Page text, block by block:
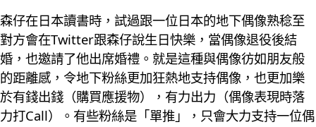
森仔在日本讀書時，試過跟一位日本的地下偶像熟稔至
對方會在Twitter跟森仔說生日快樂，當偶像退役後結
婚，也邀請了他出席婚禮。就是這種與偶像彷如朋友般
的距離感，令地下粉絲更加狂熱地支持偶像，也更加樂
於有錢出錢（購買應援物），有力出力（偶像表現時落
力打Call）。有些粉絲是「單推」，只會大力支持一位偶